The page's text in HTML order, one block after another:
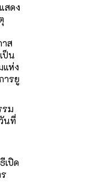
สดง
ส
ป็น
แห่ง
ารยู
รม
นที่
เปิด